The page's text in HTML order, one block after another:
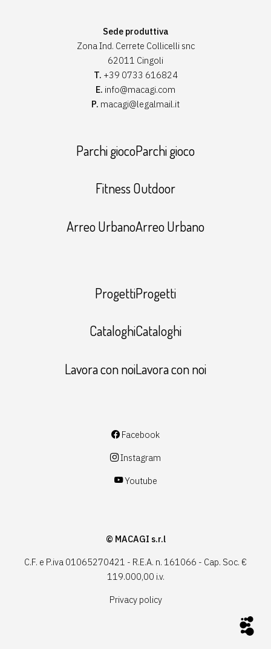
Sede produttiva
Zona Ind. Cerrete Collicelli snc
62011 Cingoli
T. +39 0733 616824
E. info@macagi.com
P. macagi@legalmail.it
Parchi giocoParchi gioco
Fitness Outdoor
Arreo UrbanoArreo Urbano
ProgettiProgetti
CataloghiCataloghi
Lavora con noiLavora con noi
Facebook
Instagram
Youtube
© MACAGI s.r.l
C.F. e P.iva 01065270421 - R.E.A. n. 161066 - Cap. Soc. €
119.000,00 i.v.
Privacy policy